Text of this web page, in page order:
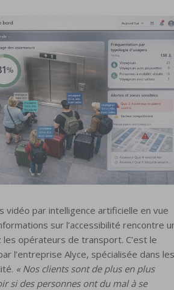
vidéo par intelligence artificielle en vue
sur l’accessibilité rencontre
les opérateurs de transport. C’est le
l’entreprise Alyce, spécialisée dans les
« Nos clients sont de plus en plus
si des personnes ont du mal à se